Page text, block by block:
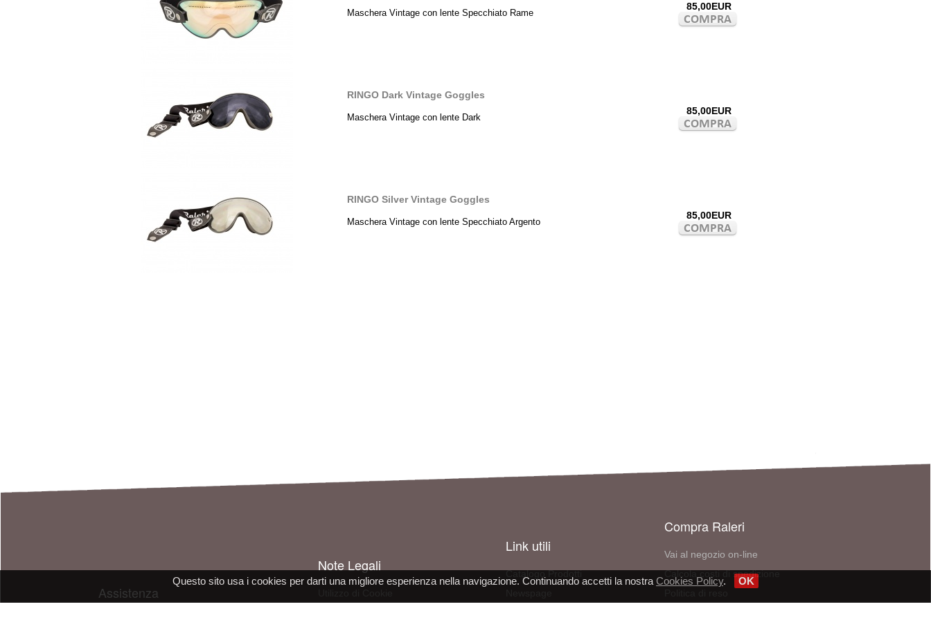
Maschera Vintage con lente Specchiato Rame
85,00EUR
RINGO Dark Vintage Goggles
Maschera Vintage con lente Dark
85,00EUR
RINGO Silver Vintage Goggles
Maschera Vintage con lente Specchiato Argento
85,00EUR
Questo sito usa i cookies per darti una migliore esperienza nella navigazione. Continuando accetti la nostra Cookies Policy. OK
Assistenza
Note Legali
Link utili
Catalogo Prodotti
Compra Raleri
Vai al negozio on-line
Calcola costi di spedizione